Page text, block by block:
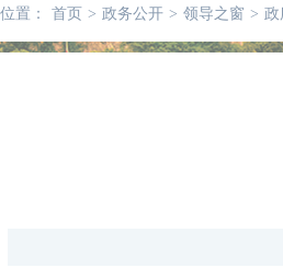
置： 首页 > 政务公开 > 领导之窗 > 政